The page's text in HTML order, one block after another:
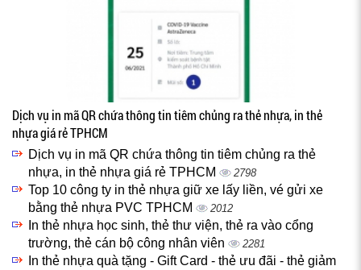
Dịch vụ in mã QR chứa thông tin tiêm chủng ra thẻ nhựa, in thẻ
nhựa giá rẻ TPHCM
Dịch vụ in mã QR chứa thông tin tiêm chủng ra thẻ
nhựa, in thẻ nhựa giá rẻ TPHCM
2798
Top 10 công ty in thẻ nhựa giữ xe lấy liền, vé gửi xe
bằng thẻ nhựa PVC TPHCM
2012
In thẻ nhựa học sinh, thẻ thư viện, thẻ ra vào cổng
trường, thẻ cán bộ công nhân viên
2281
In thẻ nhựa quà tặng - Gift Card - thẻ ưu đãi - thẻ giảm